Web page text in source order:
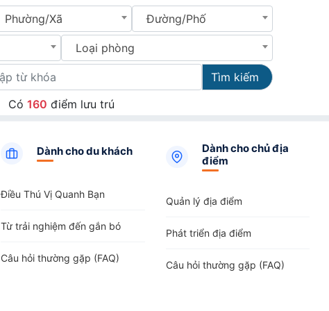
Phường/Xã Đường/Phố
Loại phòng
Tìm kiếm
Có 160 điểm lưu trú
Dành cho du khách
Điều Thú Vị Quanh Bạn
Từ trải nghiệm đến gắn bó
Câu hỏi thường gặp (FAQ)
Dành cho chủ địa
điểm
Quản lý địa điểm
Phát triển địa điểm
Câu hỏi thường gặp (FAQ)